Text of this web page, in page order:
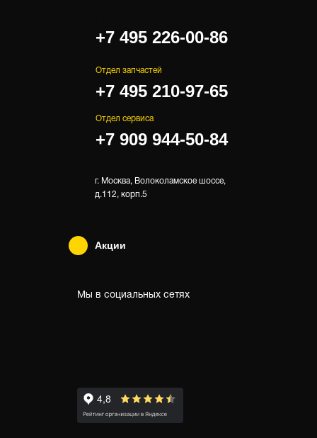
+7 495 226-00-86
Отдел запчастей
+7 495 210-97-65
Отдел сервиса
+7 909 944-50-84
г. Москва, Волоколамское шоссе,
д.112, корп.5
Акции
Мы в социальных сетях